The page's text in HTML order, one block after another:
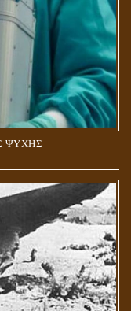
ΨΥΧΗΣ